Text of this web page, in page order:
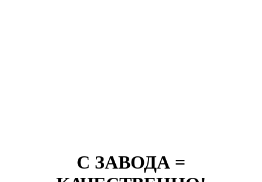
С ЗАВОДА =